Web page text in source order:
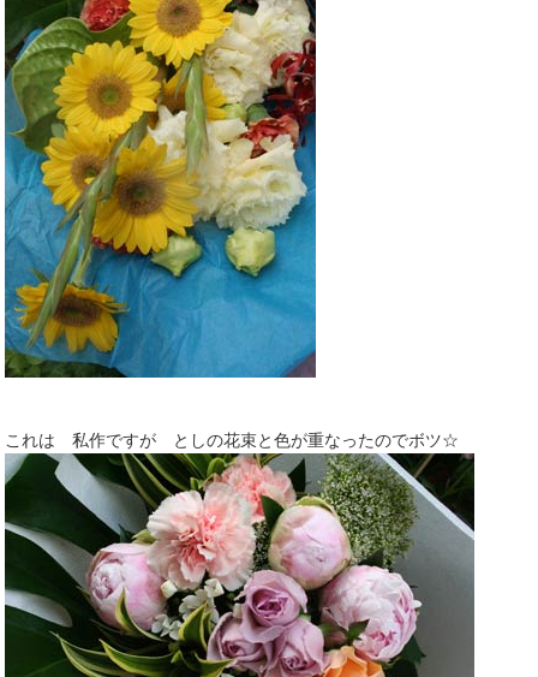
これは 私作ですが としの花束と色が重なったのでボツ☆